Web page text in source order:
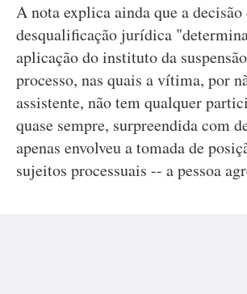
A nota explica ainda que a decisão
desqualificação jurídica
aplicação do instituto da
processo, nas quais a vítima, por
assistente, não tem qualquer
quase sempre, surpreendida com
apenas envolveu a tomada de
sujeitos processuais -- a pessoa